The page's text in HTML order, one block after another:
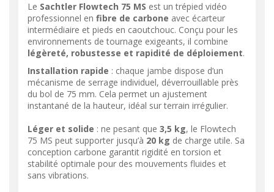
Le Sachtler Flowtech 75 MS est un trépied vidéo
professionnel en fibre de carbone avec écarteur
intermédiaire et pieds en caoutchouc. Conçu pour les
environnements de tournage exigeants, il combine
légèreté, robustesse et rapidité de déploiement.
Installation rapide : chaque jambe dispose d’un
mécanisme de serrage individuel, déverrouillable près
du bol de 75 mm. Cela permet un ajustement
instantané de la hauteur, idéal sur terrain irrégulier.
Léger et solide : ne pesant que 3,5 kg, le Flowtech
75 MS peut supporter jusqu’à 20 kg de charge utile. Sa
conception carbone garantit rigidité en torsion et
stabilité optimale pour des mouvements fluides et
sans vibrations.